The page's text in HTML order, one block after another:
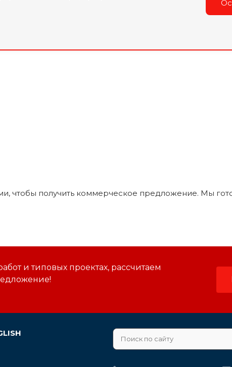
чтобы получить коммерческое предложение. Мы
и типовых проектах, рассчитаем